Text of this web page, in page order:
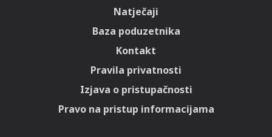
Natječaji
Baza poduzetnika
Kontakt
Pravila privatnosti
Izjava o pristupačnosti
Pravo na pristup informacijama